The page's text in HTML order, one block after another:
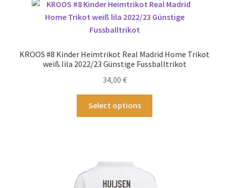
auf.
Die
auf
gewählt
KROOS #8 Kinder Heimtrikot Real Madrid Home Trikot
weiß lila 2022/23 Günstige Fussballtrikot
34,00 €
Select options
Die